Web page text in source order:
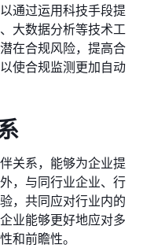
通过运用科技手段提
大数据分析等技术工
在合规风险，提高合
使合规监测更加自动
关系，能够为企业提
，与同行业企业、行
，共同应对行业内的
业能够更好地应对多
和前瞻性。